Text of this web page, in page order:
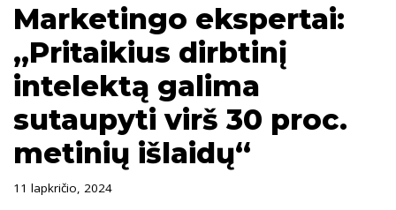
Marketingo ekspertai:
„Pritaikius dirbtinį
intelektą galima
sutaupyti virš 30 proc.
metinių išlaidų“
11 lapkričio, 2024